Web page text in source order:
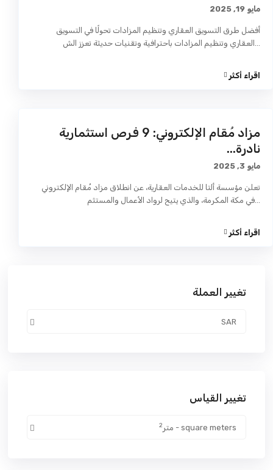
مايو 19, 2025
أفضل طرق التسويق العقاري وتنظيم المزادات تحولًا في التسويق
العقاري وتنظيم المزادات باحترافية وتقنيات حديثة تعزز الش ...
اقراء أكثر
مزاد مُقام الإلكتروني: 9 فرص استثمارية
نادرة...
مايو 3, 2025
تعلن مؤسسة ألتا للخدمات العقارية، عن انطلاق مزاد مُقام الإلكتروني
في مكة المكرمة، والذي يتيح لرواد الأعمال والمستثم...
اقراء أكثر
تغيير العملة
SAR
تغيير القياس
square meters - متر 2